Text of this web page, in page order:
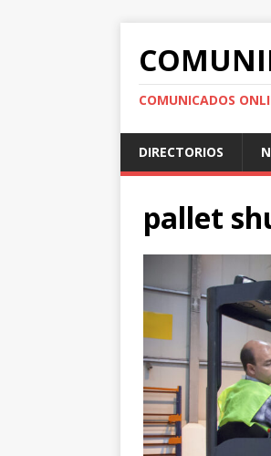
COMUNICADOS
DIRECTORIOS
pallet